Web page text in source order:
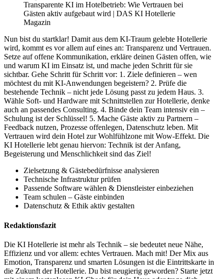
Transparente KI im Hotelbetrieb: Wie Vertrauen bei
Gästen aktiv aufgebaut wird | DAS KI Hotellerie
Magazin
Nun bist du startklar! Damit aus dem KI-Traum gelebte Hotellerie
wird, kommt es vor allem auf eines an: Transparenz und Vertrauen.
Setze auf offene Kommunikation, erkläre deinen Gästen offen, wie
und warum KI im Einsatz ist, und mache jeden Schritt für sie
sichtbar. Gehe Schritt für Schritt vor: 1. Ziele definieren – wen
möchtest du mit KI-Anwendungen begeistern? 2. Prüfe die
bestehende Technik – nicht jede Lösung passt zu jedem Haus. 3.
Wähle Soft- und Hardware mit Schnittstellen zur Hotellerie, denke
auch an passendes Consulting. 4. Binde dein Team intensiv ein –
Schulung ist der Schlüssel! 5. Mache Gäste aktiv zu Partnern –
Feedback nutzen, Prozesse offenlegen, Datenschutz leben. Mit
Vertrauen wird dein Hotel zur Wohlfühlzone mit Wow-Effekt. Die
KI Hotellerie lebt genau hiervon: Technik ist der Anfang,
Begeisterung und Menschlichkeit sind das Ziel!
Zielsetzung & Gästebedürfnisse analysieren
Technische Infrastruktur prüfen
Passende Software wählen & Dienstleister einbeziehen
Team schulen – Gäste einbinden
Datenschutz & Ethik aktiv gestalten
Redaktionsfazit
Die KI Hotellerie ist mehr als Technik – sie bedeutet neue Nähe,
Effizienz und vor allem: echtes Vertrauen. Mach mit! Der Mix aus
Emotion, Transparenz und smarten Lösungen ist die Eintrittskarte in
die Zukunft der Hotellerie. Du bist neugierig geworden? Starte jetzt